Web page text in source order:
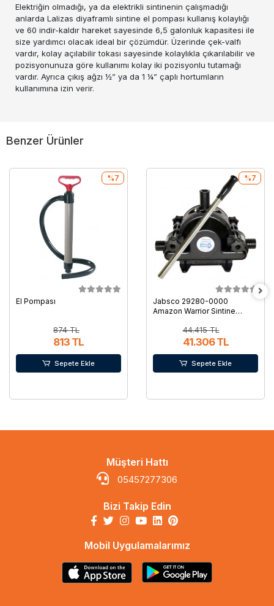
Elektriğin olmadığı, ya da elektrikli sintinenin çalışmadığı
anlarda Lalizas diyaframlı sintine el pompası kullanış kolaylığı
ve 60 indir-kaldır hareket sayesinde 6,5 galonluk kapasitesi ile
size yardımcı olacak ideal bir çözümdür. Üzerinde çek-valfı
vardır, kolay açılabilir tokası sayesinde kolaylıkla çıkarılabilir ve
pozisyonunuza göre kullanımı kolay iki pozisyonlu tutamağı
vardır. Ayrıca çıkış ağzı ½” ya da 1 ¼” çaplı hortumların
kullanımına izin verir.
Benzer Ürünler
El Pompası
874 TL
813 TL
%7
Sepete Ekle
Jabsco 29280-0000
Amazon Warrior Sintine
44.415 TL
41.306 TL
%7
Sepete Ekle
Müşteri Hattı
05457277306
Bizi Takip Edin
Mobil Uygulamalarımız